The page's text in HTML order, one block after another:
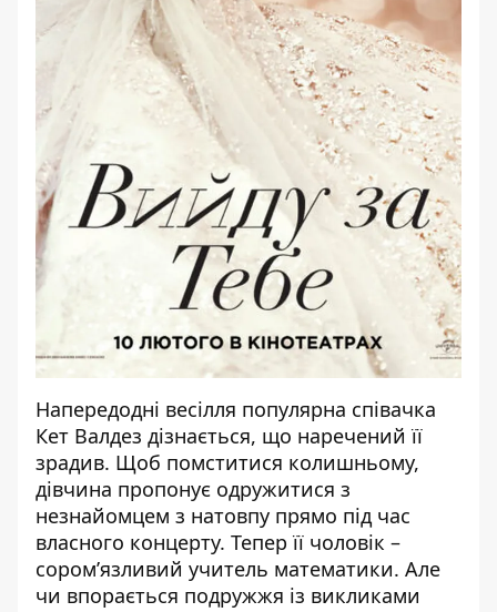
Напередодні весілля популярна співачка
Кет Валдез дізнається, що наречений її
зрадив. Щоб помститися колишньому,
дівчина пропонує одружитися з
незнайомцем з натовпу прямо під час
власного концерту. Тепер її чоловік –
сором’язливий учитель математики. Але
чи впорається подружжя із викликами